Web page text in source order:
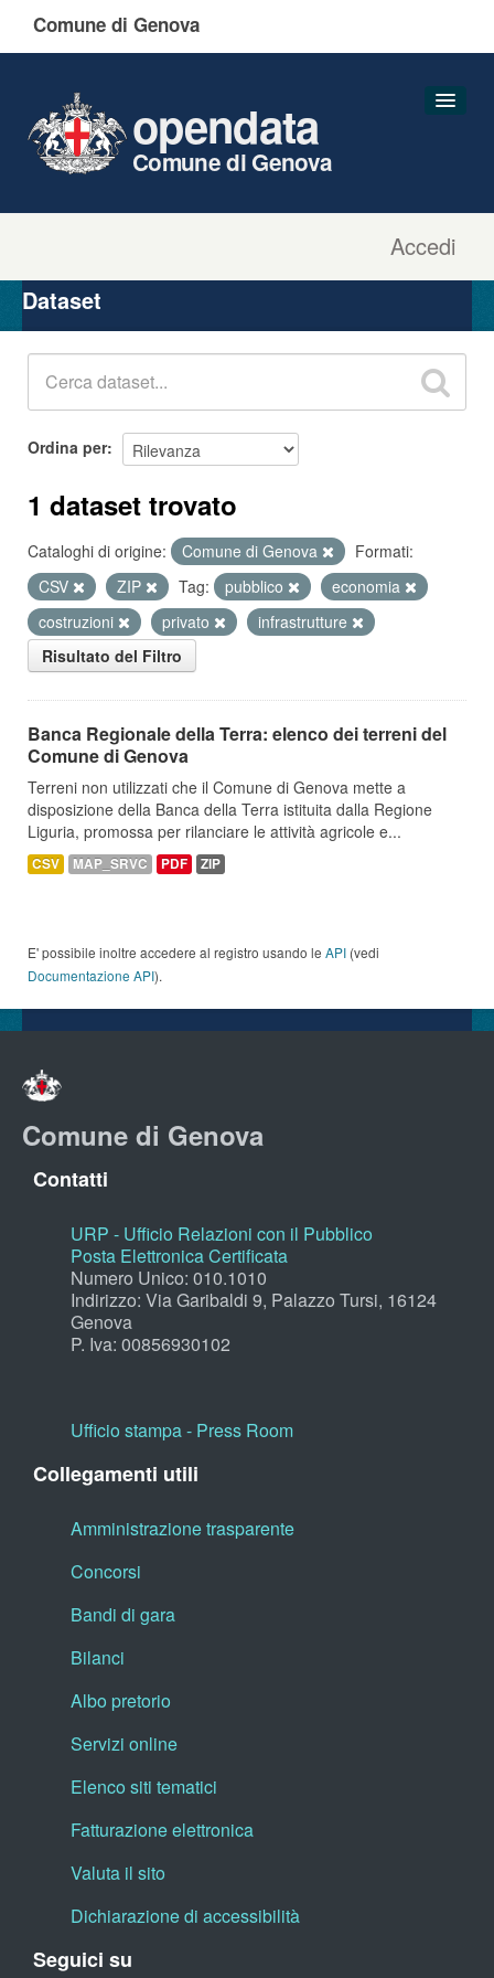
Comune di Genova
Accedi
opendata
Comune di Genova
Organizzazioni
Gruppi
Dataset
Ordina per
1 dataset trovato
Cataloghi di origine: Comune di Genova
Formati:
CSV
ZIP Tag: pubblico
economia
costruzioni
privato
infrastrutture
Risultato del Filtro
Banca Regionale della Terra: elenco dei terreni del
Comune di Genova
Terreni non utilizzati che il Comune di Genova mette a
disposizione della Banca della Terra istituita dalla Regione
Liguria, promossa per rilanciare le attività agricole e...
CSV MAP_SRVC PDF ZIP
E' possibile inoltre accedere al registro usando le API (vedi
Documentazione API).
Comune di Genova
Contatti
URP - Ufficio Relazioni con il Pubblico
Posta Elettronica Certificata
Numero Unico: 010.1010
Indirizzo: Via Garibaldi 9, Palazzo Tursi, 16124
Genova
P. Iva: 00856930102
Ufficio stampa - Press Room
Collegamenti utili
Amministrazione trasparente
Concorsi
Bandi di gara
Bilanci
Albo pretorio
Servizi online
Elenco siti tematici
Fatturazione elettronica
Valuta il sito
Dichiarazione di accessibilità
Seguici su